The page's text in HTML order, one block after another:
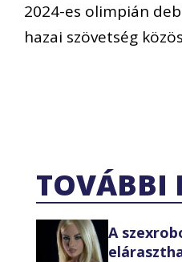
2024-es olimpián
hazai szövetség
TOVÁBBI
A